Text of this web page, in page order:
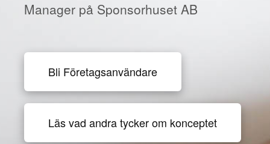
Manager på Sponsorhuset AB
Bli Företagsanvändare
Läs vad andra tycker om konceptet